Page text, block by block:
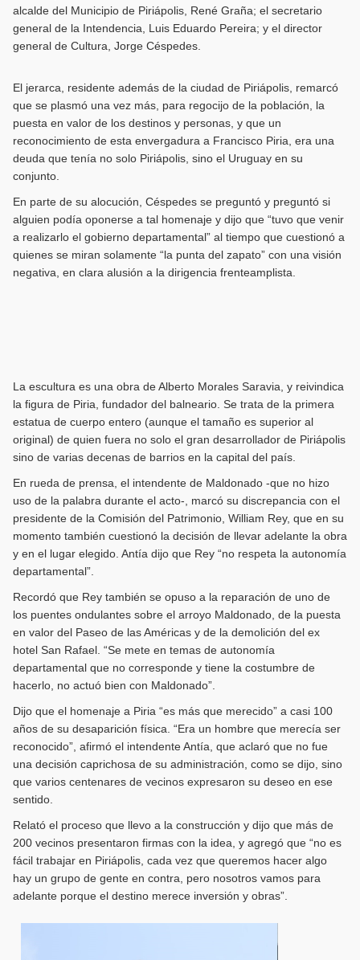
alcalde del Municipio de Piriápolis, René Graña; el secretario
general de la Intendencia, Luis Eduardo Pereira; y el director
general de Cultura, Jorge Céspedes.
El jerarca, residente además de la ciudad de Piriápolis, remarcó
que se plasmó una vez más, para regocijo de la población, la
puesta en valor de los destinos y personas, y que un
reconocimiento de esta envergadura a Francisco Piria, era una
deuda que tenía no solo Piriápolis, sino el Uruguay en su
conjunto.
En parte de su alocución, Céspedes se preguntó y preguntó si
alguien podía oponerse a tal homenaje y dijo que “tuvo que venir
a realizarlo el gobierno departamental” al tiempo que cuestionó a
quienes se miran solamente “la punta del zapato” con una visión
negativa, en clara alusión a la dirigencia frenteamplista.
La escultura es una obra de Alberto Morales Saravia, y reivindica
la figura de Piria, fundador del balneario. Se trata de la primera
estatua de cuerpo entero (aunque el tamaño es superior al
original) de quien fuera no solo el gran desarrollador de Piriápolis
sino de varias decenas de barrios en la capital del país.
En rueda de prensa, el intendente de Maldonado -que no hizo
uso de la palabra durante el acto-, marcó su discrepancia con el
presidente de la Comisión del Patrimonio, William Rey, que en su
momento también cuestionó la decisión de llevar adelante la obra
y en el lugar elegido. Antía dijo que Rey “no respeta la autonomía
departamental”.
Recordó que Rey también se opuso a la reparación de uno de
los puentes ondulantes sobre el arroyo Maldonado, de la puesta
en valor del Paseo de las Américas y de la demolición del ex
hotel San Rafael. “Se mete en temas de autonomía
departamental que no corresponde y tiene la costumbre de
hacerlo, no actuó bien con Maldonado”.
Dijo que el homenaje a Piria “es más que merecido” a casi 100
años de su desaparición física. “Era un hombre que merecía ser
reconocido”, afirmó el intendente Antía, que aclaró que no fue
una decisión caprichosa de su administración, como se dijo, sino
que varios centenares de vecinos expresaron su deseo en ese
sentido.
Relató el proceso que llevo a la construcción y dijo que más de
200 vecinos presentaron firmas con la idea, y agregó que “no es
fácil trabajar en Piriápolis, cada vez que queremos hacer algo
hay un grupo de gente en contra, pero nosotros vamos para
adelante porque el destino merece inversión y obras”.